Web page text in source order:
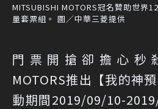
MITSUBISHI MOTORS冠名贊助世界
量套票組。 圖／中華三菱提供
門票開搶卻擔心秒
MOTORS推出【我的神
動期間2019/09/10-